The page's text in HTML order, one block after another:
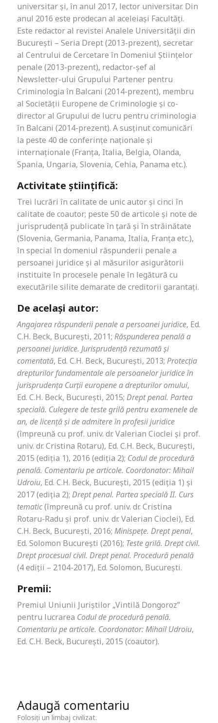
universitar și, în anul 2017, lector universitar. Din
anul 2016 este prodecan al aceleiași Facultăți.
Este redactor al revistei Analele Universității din
București – Seria Drept (2013-prezent), secretar
al Centrului de Cercetare în Domeniul Științelor
penale (2013-prezent), redactor-șef al
Newsletter-ului Grupului Partener pentru
Criminologia în Balcani (2014-prezent), membru
al Societății Europene de Criminologie și co-
director al Grupului de lucru pentru criminologia
în Balcani (2014-prezent). A susținut comunicări
la peste 40 de conferințe naționale și
internaționale (Franța, Italia, Belgia, Olanda,
Spania, Ungaria, Slovenia, Cehia, Panama etc.).
Activitate științifică:
Trei lucrări în calitate de unic autor și cinci în
calitate de coautor; peste 50 de articole și note de
jurisprudență publicate în țară și în străinătate
(Slovenia, Germania, Panama, Italia, Franța etc.),
în special în domeniul răspunderii penale a
persoanei juridice și al măsurilor asigurătorii
instituite în procesele penale în legătură cu
executările silite demarate de creditorii garantați.
De același autor:
Angajarea răspunderii penale a persoanei juridice, Ed.
C.H. Beck, Bucureşti, 2011; Răspunderea penală a
persoanei juridice. Jurisprudenţă rezumată şi
comentată, Ed. C.H. Beck, Bucureşti, 2013; Protecția
drepturilor fundamentale ale persoanelor juridice în
jurisprudența Curții europene a drepturilor omului,
Ed. C.H. Beck, București, 2015; Drept penal. Partea
specială. Culegere de teste grilă pentru examenele de
an, de licență și de admitere în profesii juridice
(împreună cu prof. univ. dr. Valerian Cioclei și prof.
univ. dr. Cristina Rotaru), Ed. C.H. Beck, București,
2015 (ediția 1), 2016 (ediția 2); Codul de procedură
penală. Comentariu pe articole. Coordonator: Mihail
Udroiu, Ed. C.H. Beck, București, 2015 (ediția 1) și
2017 (ediția 2); Drept penal. Partea specială II. Curs
tematic(împreună cu prof. univ. dr. Cristina
Rotaru-Radu și prof. univ. dr. Valerian Cioclei), Ed.
C.H. Beck, București, 2016; Minispețe. Drept penal,
Ed. Solomon București (2016); Teste grilă. Drept civil.
Drept procesual civil. Drept penal. Procedură penală
(4 ediții – 2104-2017), Ed. Solomon, București.
Premii:
Premiul Uniunii Juriștilor „Vintilă Dongoroz”
pentru lucrarea Codul de procedură penală.
Comentariu pe articole. Coordonator: Mihail Udroiu,
Ed. C.H. Beck, București, 2015 (coautor).
Adaugă comentariu
Folosiți un limbaj civilizat.